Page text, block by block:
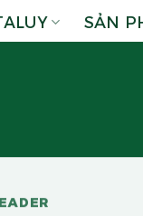
SẢN